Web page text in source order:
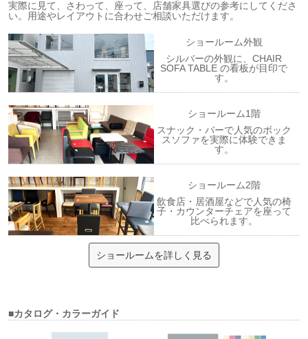
実際に見て、さわって、座って、店舗家具選びの参考にしてくださ
い。用途やレイアウトに合わせご相談いただけます。
ショールーム外観
シルバーの外観に、CHAIR
SOFA TABLE の看板が目印で
す。
ショールーム1階
スナック・バーで人気のボック
スソファを実際に体験できま
す。
ショールーム2階
飲食店・居酒屋などで人気の椅
子・カウンターチェアを座って
比べられます。
ショールームを詳しく見る
■カタログ・カラーガイド